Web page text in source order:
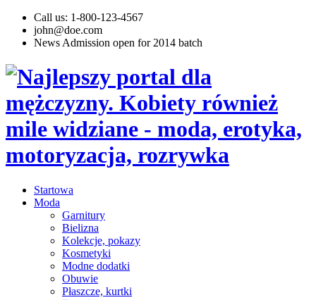
Call us: 1-800-123-4567
john@doe.com
News Admission open for 2014 batch
Startowa
Moda
Garnitury
Bielizna
Kolekcje, pokazy
Kosmetyki
Modne dodatki
Obuwie
Płaszcze, kurtki